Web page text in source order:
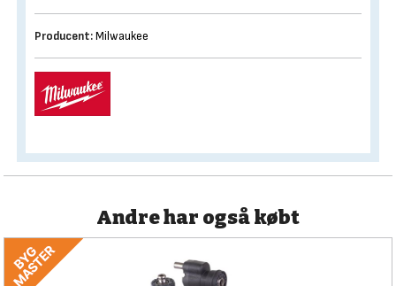
Producent:Milwaukee
Andre har også købt